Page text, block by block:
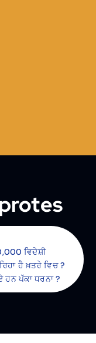
ਵਿਦੇਸ਼ੀ
ਹੈ ਖ਼ਤਰੇ ਵਿਚ ?
ਹਨ ਪੱਕਾ ਧਰਨਾ ?